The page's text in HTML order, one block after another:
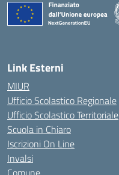
Link Esterni
MIUR
Ufficio Scolastico Regionale
Ufficio Scolastico Territoriale
Scuola in Chiaro
Iscrizioni On Line
Invalsi